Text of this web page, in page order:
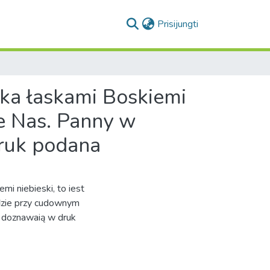
Prisijungti
łaskami Boskiemi
Panny w
podana
niebieski, to iest
przy cudownym
w druk